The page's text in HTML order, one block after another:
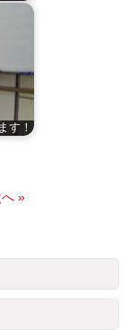
す！
へ »